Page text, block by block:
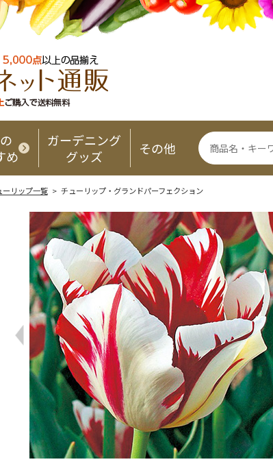
め
ガーデニング
グッズ
その他
ーリップ一覧> チューリップ・グランドパーフェクション